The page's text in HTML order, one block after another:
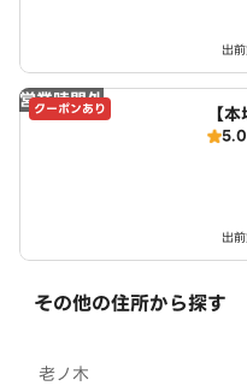
出
営業時間外
クーポンあり
【
5.0
出
その他の住所から探す
老ノ木